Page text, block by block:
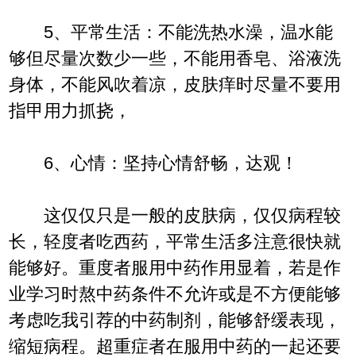
5、平常生活：不能洗热水澡，温水能
够但尽量次数少一些，不能用香皂、浴液洗
身体，不能风吹着凉，皮肤痒时尽量不要用
指甲用力抓挠，
6、心情：坚持心情舒畅，达观！
这仅仅只是一般的皮肤病，仅仅病程较
长，轻度者吃西药，平常生活多注意很快就
能够好。重度者服用中药作用显着，若是作
业学习时熬中药条件不允许或是不方便能够
考虑吃我引荐的中药制剂，能够舒缓表现，
缩短病程。超重症者在服用中药的一起还要